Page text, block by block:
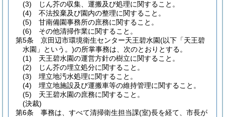
(3)
じん芥の収集、運搬及び処理に関すること。
(4)
不法投棄及び園内の整理に関すること。
(5)
甘南備園事務所の庶務に関すること。
(6)
その他清掃作業に関すること。
第5条
京田辺市環境衛生センター天王碧水園(以下「天王碧
水園」という。)の所掌事務は、次のとおりとする。
(1)
天王碧水園の運営方針の樹立に関すること。
(2)
じん芥の埋立処分に関すること。
(3)
埋立地汚水処理に関すること。
(4)
埋立地施設及び運搬車等の維持管理に関すること。
(5)
天王碧水園の庶務に関すること。
(決裁)
第6条
事務は、すべて清掃衛生担当課(室)長を経て、市長が